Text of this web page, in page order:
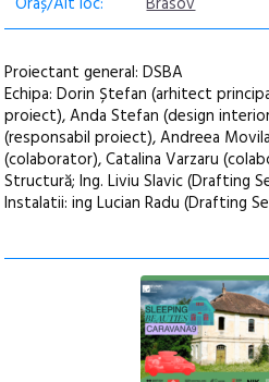
Proiectant general: DSBA
Echipa: Dorin Ștefan (arhitect
proiect), Anda Stefan (design
(responsabil proiect), Andreea
(colaborator), Catalina Varzaru
Structură; Ing. Liviu Slavic (Drafting
Instalatii: ing Lucian Radu (Drafting